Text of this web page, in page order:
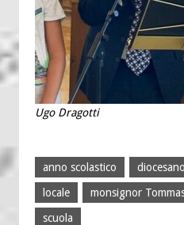
Ugo Dragotti
anno scolastico diocesano
locale
monsignor
scuola